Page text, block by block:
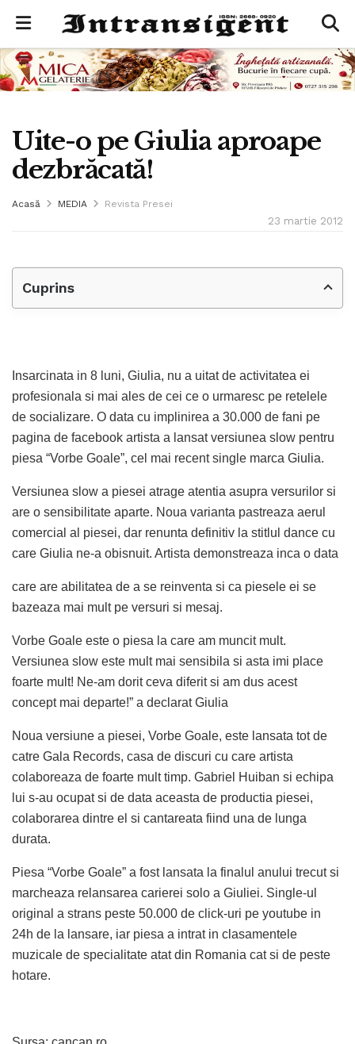
Uite-o pe Giulia aproape
dezbrăcată!
Acasă MEDIA Revista Presei
23 martie 2012
Cuprins
Insarcinata in 8 luni, Giulia, nu a uitat de activitatea ei
profesionala si mai ales de cei ce o urmaresc pe retelele
de socializare. O data cu implinirea a 30.000 de fani pe
pagina de facebook artista a lansat versiunea slow pentru
piesa “Vorbe Goale”, cel mai recent single marca Giulia.
Versiunea slow a piesei atrage atentia asupra versurilor si
are o sensibilitate aparte. Noua varianta pastreaza aerul
comercial al piesei, dar renunta definitiv la stitlul dance cu
care Giulia ne-a obisnuit. Artista demonstreaza inca o data
care are abilitatea de a se reinventa si ca piesele ei se
bazeaza mai mult pe versuri si mesaj.
Vorbe Goale este o piesa la care am muncit mult.
Versiunea slow este mult mai sensibila si asta imi place
foarte mult! Ne-am dorit ceva diferit si am dus acest
concept mai departe!” a declarat Giulia
Noua versiune a piesei, Vorbe Goale, este lansata tot de
catre Gala Records, casa de discuri cu care artista
colaboreaza de foarte mult timp. Gabriel Huiban si echipa
lui s-au ocupat si de data aceasta de productia piesei,
colaborarea dintre el si cantareata fiind una de lunga
durata.
Piesa “Vorbe Goale” a fost lansata la finalul anului trecut si
marcheaza relansarea carierei solo a Giuliei. Single-ul
original a strans peste 50.000 de click-uri pe youtube in
24h de la lansare, iar piesa a intrat in clasamentele
muzicale de specialitate atat din Romania cat si de peste
hotare.